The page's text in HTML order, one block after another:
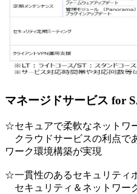
マネージドサービス for
☆セキュアで柔軟なネットワ
クラウドサービスの利点で
ワーク環境構築が実現
☆一貫性のあるセキュリティ
セキュリティ＆ネットワー